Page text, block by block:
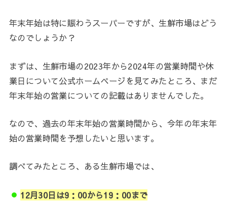
年末年始は特に賑わうスーパーですが、生鮮市場はどう
なのでしょうか？
まずは、生鮮市場の2023年から2024年の営業時間や休
業日について公式ホームページを見てみたところ、まだ
年末年始の営業についての記載はありませんでした。
なので、過去の年末年始の営業時間から、今年の年末年
始の営業時間を予想したいと思います。
調べてみたところ、ある生鮮市場では、
12月30日は9：00から19：00まで